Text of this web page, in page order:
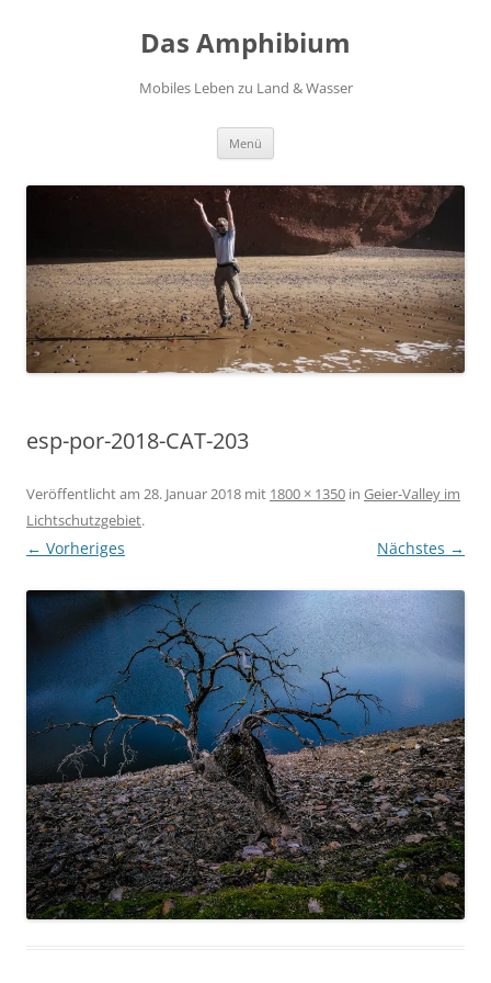
Das Amphibium
Mobiles Leben zu Land & Wasser
Menü
esp-por-2018-CAT-203
Veröffentlicht am 28. Januar 2018 mit 1800 × 1350 in Geier-Valley im
Lichtschutzgebiet.
← Vorheriges Nächstes →